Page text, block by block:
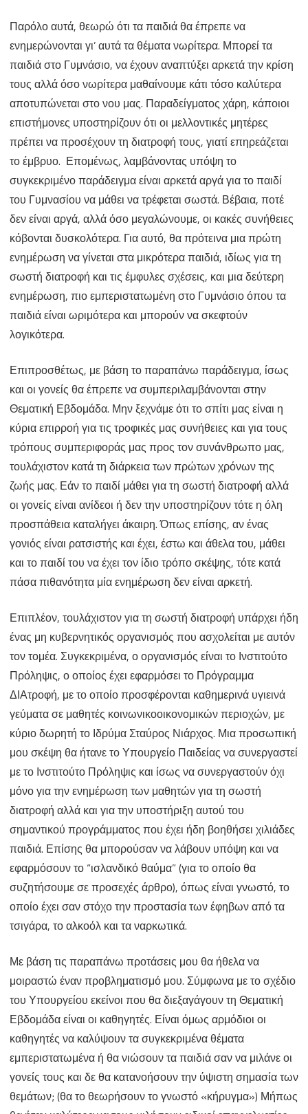
Παρόλο αυτά, θεωρώ ότι τα παιδιά θα έπρεπε να
ενημερώνονται γι’ αυτά τα θέματα νωρίτερα. Μπορεί τα
παιδιά στο Γυμνάσιο, να έχουν αναπτύξει αρκετά την κρίση
τους αλλά όσο νωρίτερα μαθαίνουμε κάτι τόσο καλύτερα
αποτυπώνεται στο νου μας. Παραδείγματος χάρη, κάποιοι
επιστήμονες υποστηρίζουν ότι οι μελλοντικές μητέρες
πρέπει να προσέχουν τη διατροφή τους, γιατί επηρεάζεται
το έμβρυο. Επομένως, λαμβάνοντας υπόψη το
συγκεκριμένο παράδειγμα είναι αρκετά αργά για το παιδί
του Γυμνασίου να μάθει να τρέφεται σωστά. Βέβαια, ποτέ
δεν είναι αργά, αλλά όσο μεγαλώνουμε, οι κακές συνήθειες
κόβονται δυσκολότερα. Για αυτό, θα πρότεινα μια πρώτη
ενημέρωση να γίνεται στα μικρότερα παιδιά, ιδίως για τη
σωστή διατροφή και τις έμφυλες σχέσεις, και μια δεύτερη
ενημέρωση, πιο εμπεριστατωμένη στο Γυμνάσιο όπου τα
παιδιά είναι ωριμότερα και μπορούν να σκεφτούν
λογικότερα.
Επιπροσθέτως, με βάση το παραπάνω παράδειγμα, ίσως
και οι γονείς θα έπρεπε να συμπεριλαμβάνονται στην
Θεματική Εβδομάδα. Μην ξεχνάμε ότι το σπίτι μας είναι η
κύρια επιρροή για τις τροφικές μας συνήθειες και για τους
τρόπους συμπεριφοράς μας προς τον συνάνθρωπο μας,
τουλάχιστον κατά τη διάρκεια των πρώτων χρόνων της
ζωής μας. Εάν το παιδί μάθει για τη σωστή διατροφή αλλά
οι γονείς είναι ανίδεοι ή δεν την υποστηρίζουν τότε η όλη
προσπάθεια καταλήγει άκαιρη. Όπως επίσης, αν ένας
γονιός είναι ρατσιστής και έχει, έστω και άθελα του, μάθει
και το παιδί του να έχει τον ίδιο τρόπο σκέψης, τότε κατά
πάσα πιθανότητα μία ενημέρωση δεν είναι αρκετή.
Επιπλέον, τουλάχιστον για τη σωστή διατροφή υπάρχει ήδη
ένας μη κυβερνητικός οργανισμός που ασχολείται με αυτόν
τον τομέα. Συγκεκριμένα, ο οργανισμός είναι το Ινστιτούτο
Πρόληψις, ο οποίος έχει εφαρμόσει το Πρόγραμμα
ΔΙΑτροφή, με το οποίο προσφέρονται καθημερινά υγιεινά
γεύματα σε μαθητές κοινωνικοοικονομικών περιοχών, με
κύριο δωρητή το Ιδρύμα Σταύρος Νιάρχος. Μια προσωπική
μου σκέψη θα ήτανε το Υπουργείο Παιδείας να συνεργαστεί
με το Ινστιτούτο Πρόληψις και ίσως να συνεργαστούν όχι
μόνο για την ενημέρωση των μαθητών για τη σωστή
διατροφή αλλά και για την υποστήριξη αυτού του
σημαντικού προγράμματος που έχει ήδη βοηθήσει χιλιάδες
παιδιά. Επίσης θα μπορούσαν να λάβουν υπόψη και να
εφαρμόσουν το “ισλανδικό θαύμα” (για το οποίο θα
συζητήσουμε σε προσεχές άρθρο), όπως είναι γνωστό, το
οποίο έχει σαν στόχο την προστασία των έφηβων από τα
τσιγάρα, το αλκοόλ και τα ναρκωτικά.
Με βάση τις παραπάνω προτάσεις μου θα ήθελα να
μοιραστώ έναν προβληματισμό μου. Σύμφωνα με το σχέδιο
του Υπουργείου εκείνοι που θα διεξαγάγουν τη Θεματική
Εβδομάδα είναι οι καθηγητές. Είναι όμως αρμόδιοι οι
καθηγητές να καλύψουν τα συγκεκριμένα θέματα
εμπεριστατωμένα ή θα νιώσουν τα παιδιά σαν να μιλάνε οι
γονείς τους και δε θα κατανοήσουν την ύψιστη σημασία των
θεμάτων; (θα το θεωρήσουν το γνωστό «κήρυγμα») Μήπως